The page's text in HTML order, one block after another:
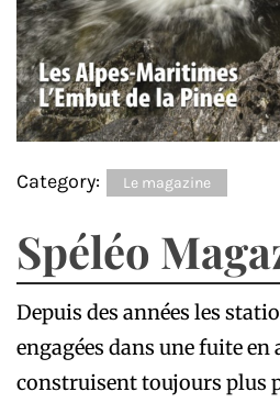
Category: Le magazine
Spéléo
Depuis des années les
engagées dans une fuite en
construisent toujours plus